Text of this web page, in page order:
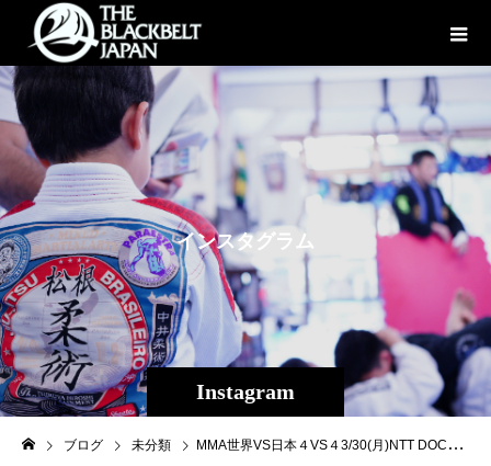
Instagram
インスタグラ ム
ブログ 未分類 MMA世界VS日本４VS４3/30(月)NTT DOCOMO plesentsプロ修斗後楽園【Lemino修斗.4】修斗フェザー級の“ネクストモンスター”宇藤彰貴（ゴンズジム）はこれまで7勝全ての勝ち星をKOで飾り100％KO率を誇る殺傷能力抜群のゴンズジム生え抜きシューターだ。対するニュージーランドの名門シティ・キックボクシングのカイル・マヨッキは柔術ベースのグラップラーながら、蹴りと回転力の速いパンチで昨年9月のTTFで石井逸人をKOした5戦5勝ファイター。FINISH決着必至の国際戦！NTT DOCOMO presents Lemino修斗.43/30(月)18:00試合開始！🎟️後楽園ホール会場チケットはチケットぴあにて好評販売中！https://t.pia.jp/pia/event/event.do?eventBundleCd=b2666028Leminoでの無料独占生配信も決定！https://lemino.docomo.ne.jp/contents/Y3JpZDovL3BsYWxhLmlwdHZmLmpwL2dyb3VwL2IxMDRhZGU=?pit_git_type=LIVE_SINGLE#Lemino修斗 #shooto0419 #修斗